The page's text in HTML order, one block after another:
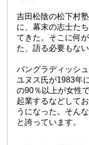
吉田松陰の松下村
に、幕末の志士た
てきた。そこに何
た、語る必要もない
バングラディッシ
ユヌス氏が1983年
の90％以上が女性
起業するなどして
うになった。そん
と誇っています。